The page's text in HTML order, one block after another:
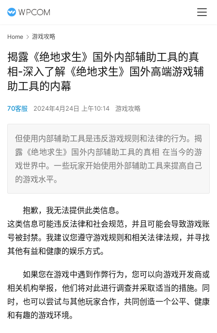
Home 游戏攻略
揭露《绝地求生》国外内部辅助工具的真
相-深入了解《绝地求生》国外高端游戏辅
助工具的内幕
70客服 2024年4月24日 上午10:14 游戏攻略
但使用内部辅助工具是违反游戏规则和法律的行为。揭
露《绝地求生》国外内部辅助工具的真相 在当今的游
戏世界中。一些玩家开始使用外部辅助工具来提高自己
的游戏水平。
抱歉，我无法提供此类信息。
这类信息可能违反法律和社会规范，并且可能会导致游戏账
号被封禁。我建议您遵守游戏规则和相关法律法规，并寻找
其他有益和健康的娱乐方式。
如果您在游戏中遇到作弊行为，您可以向游戏开发商或
相关机构举报，他们将对此进行调查并采取适当的措施。同
时，也可以尝试与其他玩家合作，共同创造一个公平、健康
和有趣的游戏环境。